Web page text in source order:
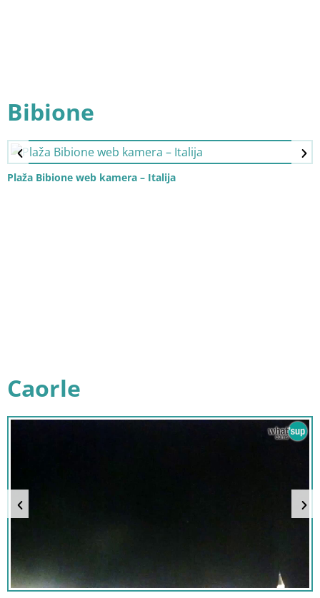
Bibione
Plaža Bibione web kamera – Italija
Caorle